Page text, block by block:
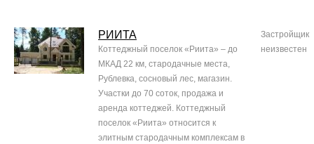
РИИТА
Коттеджный поселок «Риита» – до
МКАД 22 км, стародачные места,
Рублевка, сосновый лес, магазин.
Участки до 70 соток, продажа и
аренда коттеджей. Коттеджный
поселок «Риита» относится к
элитным стародачным комплексам в
Застройщик
неизвестен